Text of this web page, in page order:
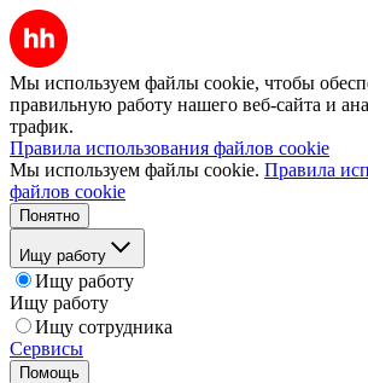
Мы используем файлы cookie, чтобы
правильную работу нашего веб-сайта и
трафик.
Правила использования файлов cookie
Мы используем файлы cookie. Правила
файлов cookie
Понятно
Ищу работу
Ищу работу
Ищу работу
Ищу сотрудника
Сервисы
Помощь